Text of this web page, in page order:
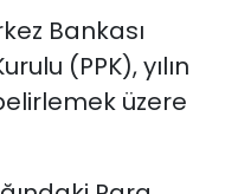
Bankası
(PPK), yılın
üzere